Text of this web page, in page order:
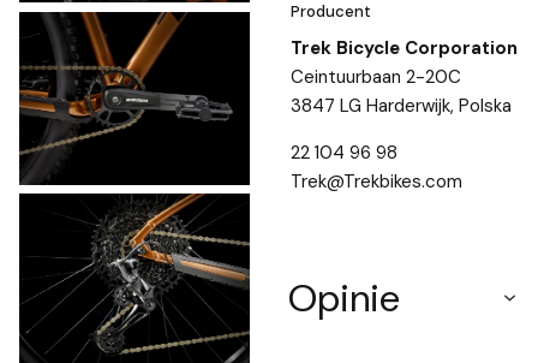
Producent
Trek Bicycle Corporation
Ceintuurbaan 2-20C
3847 LG Harderwijk, Polska
22 104 96 98
Trek@Trekbikes.com
Opinie